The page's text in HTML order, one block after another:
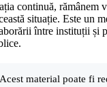
continuă, rămânem
situație. Este un
între instituții și
Acest material poate fi